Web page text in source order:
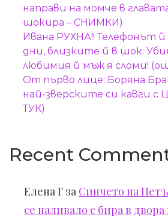
направи на момче в
шокира – СНИМКИ)
Ивана РУХНА!! Телефонът
дни, близките й в шок:
любимия й мъж я сломи!
От първо лице: Боряна
най-зверските си кавги
ТУК)
Recent
Елена Г за Синчето на
се наливало с бира в двора